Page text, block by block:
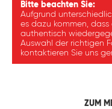
Bitte beachten Sie:
Aufgrund
es dazu kommen,
authentisch
Auswahl der richtigen
kontaktieren Sie uns
ZUM